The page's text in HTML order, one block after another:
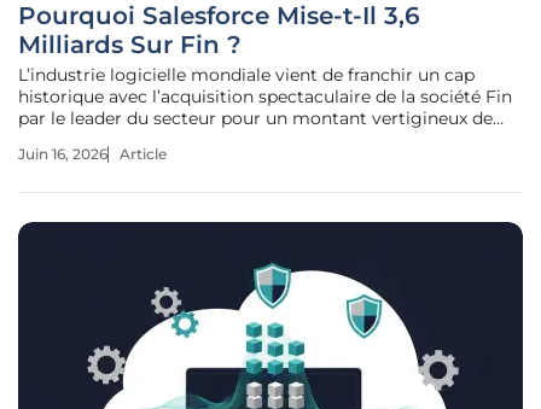
Pourquoi Salesforce Mise-t-Il 3,6
Milliards Sur Fin ?
L’industrie logicielle mondiale vient de franchir un cap
historique avec l’acquisition spectaculaire de la société Fin
par le leader du secteur pour un montant vertigineux de
transaction majeure témoigne d'une mutation profonde du
Juin 16, 2026 Article